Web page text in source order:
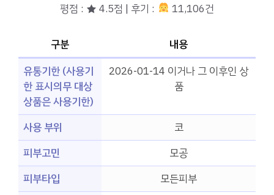
평점 : ★ 4.5점 | 후기 : 11,106건
구분
내용
유통기한 (사용기
한 표시의무 대상
상품은 사용기한)
2026-01-14 이거나 그 이후인 상
품
사용 부위
코
피부고민
모공
피부타입
모든피부